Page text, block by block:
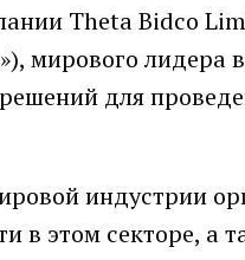
Theta Bidco
»), мирового лидера
для
индустрии
в этом секторе, а